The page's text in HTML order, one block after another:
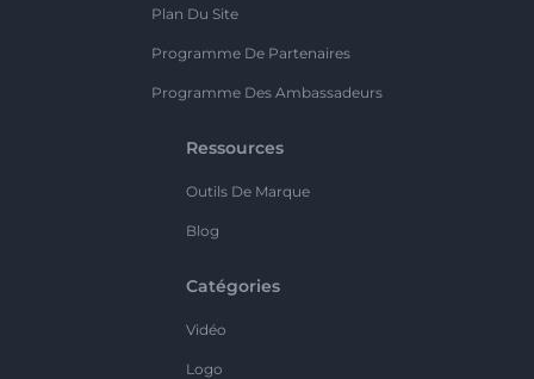
Plan Du Site
Programme De Partenaires
Programme Des Ambassadeurs
Ressources
Outils De Marque
Blog
Catégories
Vidéo
Logo